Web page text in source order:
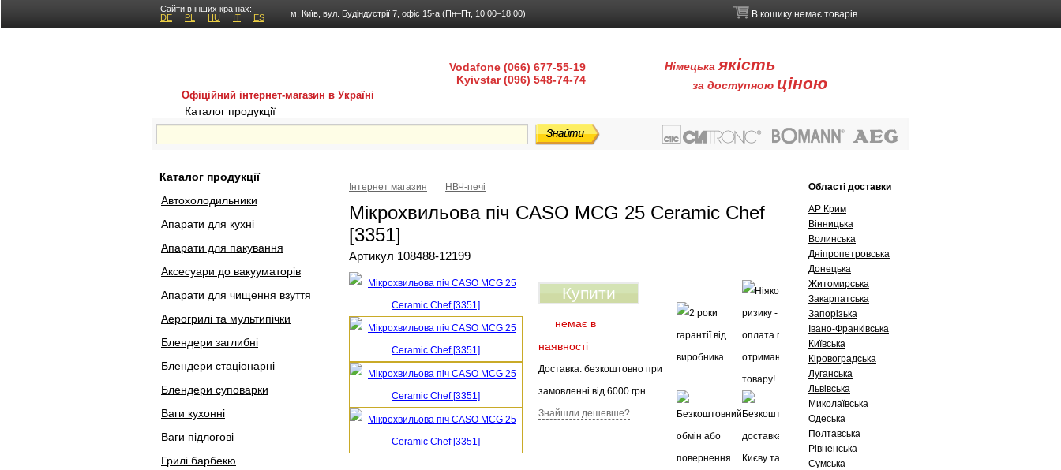
Сайти в інших країнах:
DE
PL HU IT ES м. Київ, вул. Будіндустрії 7, офіс 15-а (Пн–Пт, 10:00–18:00) В кошику немає товарів
Офіційний інтернет-магазин в Україні
Vodafone (066) 677-55-19
Kyivstar (096) 548-74-74
Німецька якість
за доступною ціною
Каталог продукції
Каталог продукції
Автохолодильники
Апарати для кухні
Апарати для пакування
Аксесуари до вакууматорів
Апарати для чищення взуття
Аерогрилі та мультипічки
Блендери заглибні
Блендери стаціонарні
Блендери суповарки
Ваги кухонні
Ваги підлогові
Грилі барбекю
Інтернет магазин НВЧ-печі
Мікрохвильова піч CASO MCG 25 Ceramic Chef
[3351]
Артикул 108488-12199
Купити
немає в
наявності
Доставка: безкоштовно при
замовленні від 6000 грн
Знайшли дешевше?
Області доставки
АР Крим
Вінницька
Волинська
Дніпропетровська
Донецька
Житомирська
Закарпатська
Запорізька
Івано-Франківська
Київська
Кіровоградська
Луганська
Львівська
Миколаївська
Одеська
Полтавська
Рівненська
Сумська